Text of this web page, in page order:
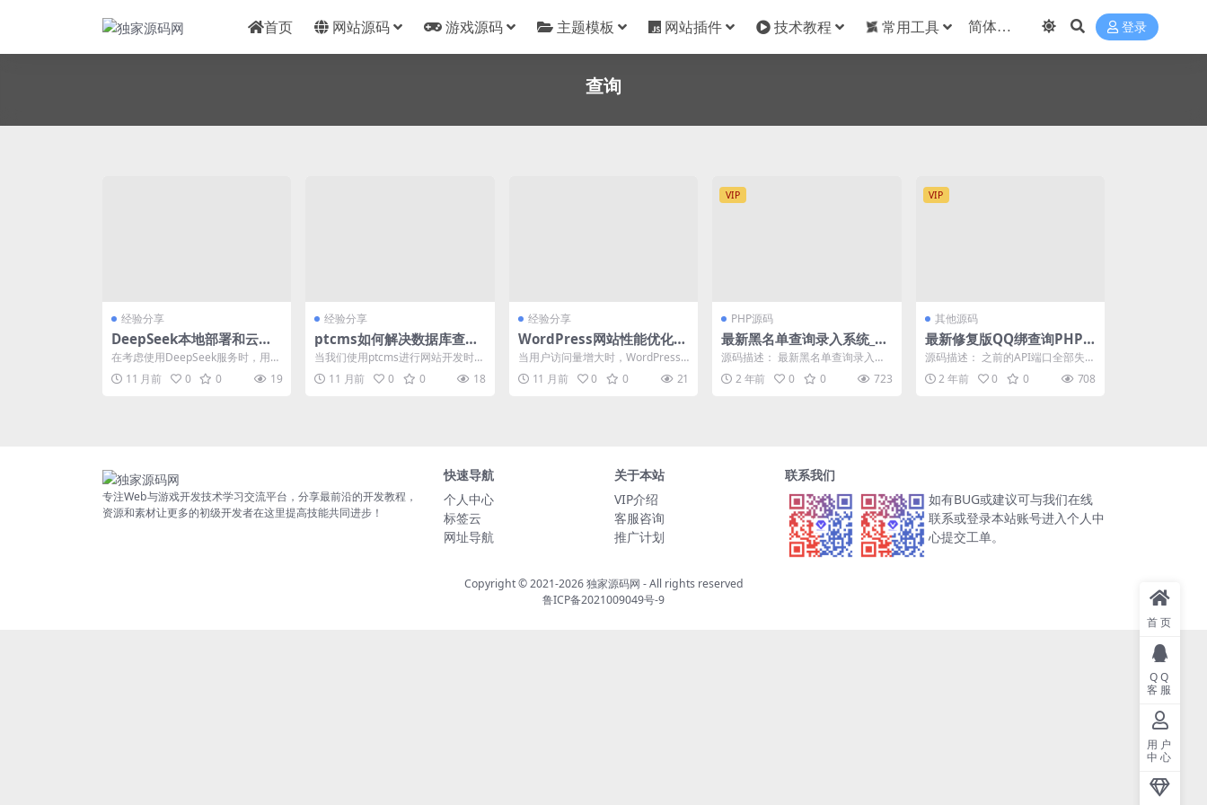
首页 网站源码 游戏源码 主题模板 网站插件 技术教程 常用工具 登录
查询
经验分享
DeepSeek本地部署和云端A
PI哪个更好
在考虑使用DeepSeek服务时，用户
常常面临本地部署与云端API之间的
选择难题...
11 月前 0 0 19
经验分享
ptcms如何解决数据库查询
超时问题
当我们使用ptcms进行网站开发时，
数据库查询超时是一个常见的问
题。这个问题可能...
11 月前 0 0 18
经验分享
WordPress网站性能优化：
如何解决5.9版本下数据库查
询慢的问题
当用户访问量增大时，WordPress
5.9版本网站出现数据库查询慢，导
致页面...
11 月前 0 0 21
VIP
PHP源码
最新黑名单查询录入系统_全
开源源码
源码描述： 最新黑名单查询录入系
统_全开源源码 前端html 后端layui
操...2 年前 0 0 723
VIP
其他源码
最新修复版QQ绑查询PHP
网站源码
源码描述： 之前的API端口全部失效
也没人去弄 今天刚好有时间就全部
修复和优化了...
2 年前 0 0 708
专注Web与游戏开发技术学习交流平台，分享最前沿的开发教程，
资源和素材让更多的初级开发者在这里提高技能共同进步！
快速导航
个人中心
标签云
网址导航
关于本站
VIP介绍
客服咨询
推广计划
联系我们
如有BUG或建议可与我们在线
联系或登录本站账号进入个人中
心提交工单。
Copyright © 2021-2026独家源码网 - All rights reserved
鲁ICP备2021009049号-9
首页
QQ
客服
用户
中心